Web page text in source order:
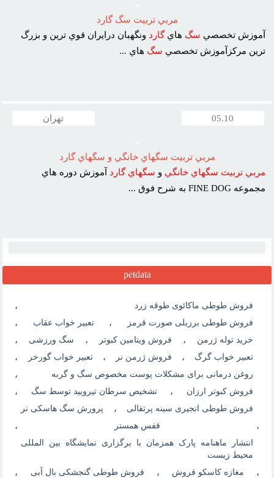
مربي تربيت سگ گارد
آموزش تخصصي سگ هايگارد ونگهبان درايران قوي ترين و بزرگ
ترين مرکزآموزش تخصصي سگ هاي ...
05.10 تهران
مربي تربيت سگهاي خانگي و سگهاي گارد
مربي تربيت سگهاي خانگي و سگهاي گارد آموزش دوره هاي
مجموعه FINE DOG به شرح فوق ...
petdata
فروش طوطی ماکائوی طوقه زرد ،
فروش طوطی برزیلی صورت قرمز ، تعبیر خواب عقاب ،
خرید توله ژرمن ، فروش ویتامین کبوتر ، سگ ورزشی ،
تعبیر خواب گرگ ، فروش ژرمن نر ، تعبیر خواب گورخر ،
روغن درمانی برای مشکلات پوست مخصوص سگ و گربه ،
فروش کبوتر ارزان ، تشخیص سرطان تیرویید توسط سگ ،
فروش طوطی انجیری سینه پرتقالی ، پرورش سگ هاسکی نر
، قفس همستر ،
انتشار ماهنامه پارک همزمان با برگزاری نمایشگاه بین المللی
محیط زیست
، مغازه کاسکو فروش ، فروش طوطی گنجشکی بال آبی ،